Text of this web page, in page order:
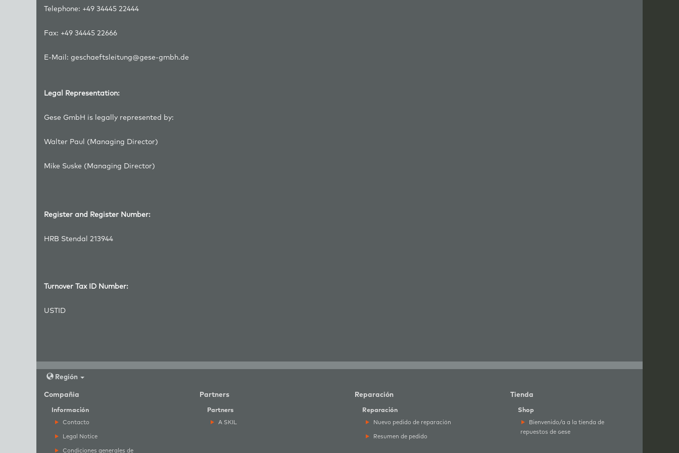
Telephone: +49 34445 22444
Fax: +49 34445 22666
E-Mail: geschaeftsleitung@gese-gmbh.de
Legal Representation:
Gese GmbH is legally represented by:
Walter Paul (Managing Director)
Mike Suske (Managing Director)
Register and Register Number:
HRB Stendal 213944
Turnover Tax ID Number:
USTID
Región
Compañia
Información
Contacto
Legal Notice
Condiciones generales de
Partners
Partners
A SKIL
Reparación
Reparación
Nuevo pedido de reparación
Resumen de pedido
Tienda
Shop
Bienvenido/a a la tienda de
repuestos de gese